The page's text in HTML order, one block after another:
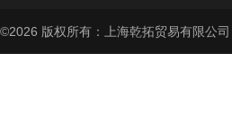
©2026 版权所有：上海乾拓贸易有限公